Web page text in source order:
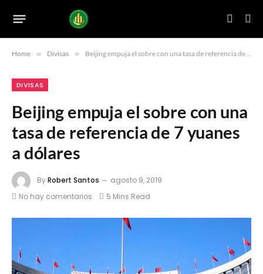
Home » Divisas » Beijing empuja el sobre con una tasa de referencia de 7 yuanes a dólares
DIVISAS
Beijing empuja el sobre con una
tasa de referencia de 7 yuanes
a dólares
ByRobert Santos
agosto 9, 2019
No hay comentarios
5 Mins Read